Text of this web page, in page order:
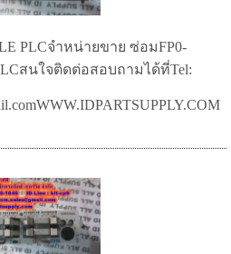
PLCจำหน่ายขาย ซ่อมFP0-
สนใจติดต่อสอบถามได้ที่Tel: